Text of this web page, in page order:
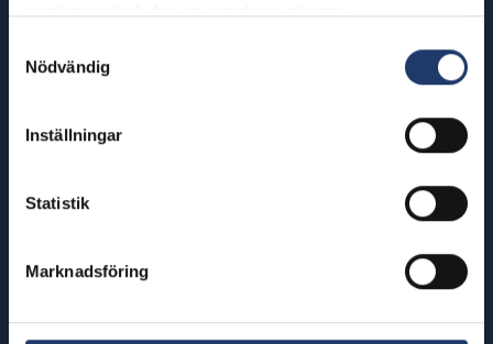
samlat in när du har använt deras tjänster.
Nödvändig
Inställningar
Statistik
Marknadsföring
BioRex Redi
BioRex Sveitsi
Kajaani
BioRex Riihimäki
Vaasa